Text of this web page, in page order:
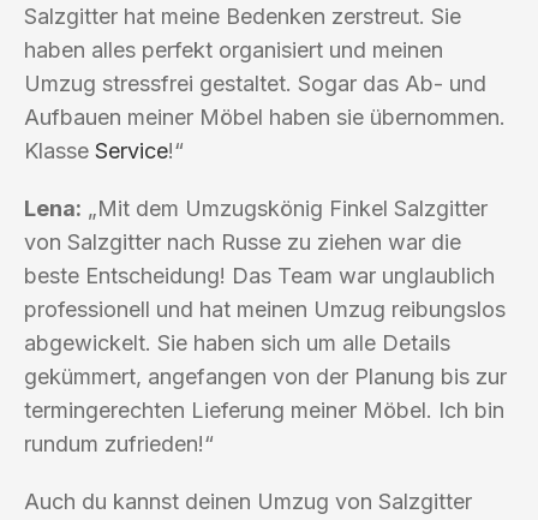
Salzgitter hat meine Bedenken zerstreut. Sie
haben alles perfekt organisiert und meinen
Umzug stressfrei gestaltet. Sogar das Ab- und
Aufbauen meiner Möbel haben sie übernommen.
Klasse Service!“
Lena: „Mit dem Umzugskönig Finkel Salzgitter
von Salzgitter nach Russe zu ziehen war die
beste Entscheidung! Das Team war unglaublich
professionell und hat meinen Umzug reibungslos
abgewickelt. Sie haben sich um alle Details
gekümmert, angefangen von der Planung bis zur
termingerechten Lieferung meiner Möbel. Ich bin
rundum zufrieden!“
Auch du kannst deinen Umzug von Salzgitter